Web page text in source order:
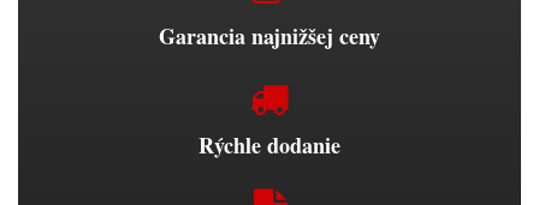
Garancia najnižšej ceny
Rýchle dodanie